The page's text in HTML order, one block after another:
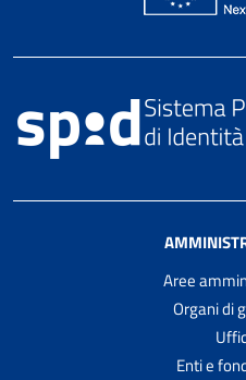
Aree
Organi di
Enti e